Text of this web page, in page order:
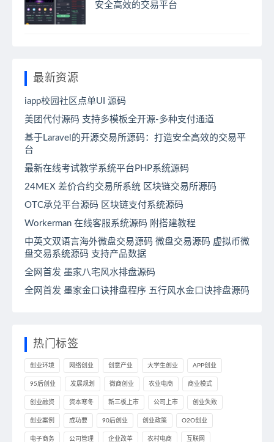
安全高效的交易平台
最新资源
iapp校园社区点单UI 源码
美团代付源码 支持多模板全开源-多种支付通道
基于Laravel的开源交易所源码：打造安全高效的交易平
台
最新在线考试教学系统平台PHP系统源码
24MEX 差价合约交易所系统 区块链交易所源码
OTC承兑平台源码 区块链支付系统源码
Workerman 在线客服系统源码 附搭建教程
中英文双语言海外微盘交易源码 微盘交易源码 虚拟币微
盘交易系统源码 支持产品数据
全网首发 墨家八宅风水排盘源码
全网首发 墨家金口诀排盘程序 五行风水金口诀排盘源码
热门标签
创业环境 网络创业 创意产业 大学生创业 APP创业
95后创业 发展规划 微商创业 农业电商 商业模式
创业融资 资本寒冬 新三板上市 公司上市 创业失败
创业案例 成功要 90后创业 创业政策 O2O创业
电子商务 公司管理 企业改革 农村电商 互联网